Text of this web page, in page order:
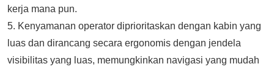
kerja mana pun.
5. Kenyamanan operator diprioritaskan dengan kabin yang
luas dan dirancang secara ergonomis dengan jendela
visibilitas yang luas, memungkinkan navigasi yang mudah